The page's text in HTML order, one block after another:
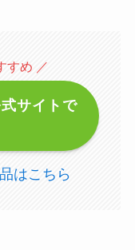
すめ ／
サイトで
はこちら